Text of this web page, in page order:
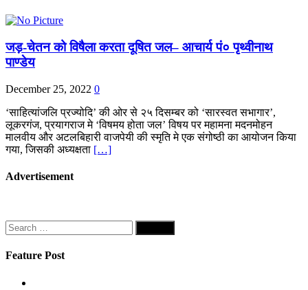
जड़-चेतन को विषैला करता दूषित जल– आचार्य पं० पृथ्वीनाथ
पाण्डेय
December 25, 2022 0
‘साहित्यांजलि प्रज्योदि’ की ओर से २५ दिसम्बर को ‘सारस्वत सभागार’,
लूकरगंज, प्रयागराज मे ‘विषमय होता जल’ विषय पर महामना मदनमोहन
मालवीय और अटलबिहारी वाजपेयी की स्मृति मे एक संगोष्ठी का आयोजन किया
गया, जिसकी अध्यक्षता […]
Advertisement
Search
for:
Feature Post